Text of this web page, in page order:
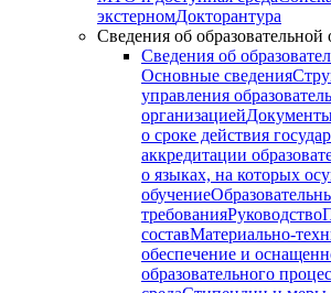
экстерномДокторантура
Сведения об образовательной
Сведения об
Основные сведения
управления
организацией
о сроке действия
аккредитации
о языках, на которых
обучение
требованияРуководство
составМатериально-
обеспечение и
образовательного